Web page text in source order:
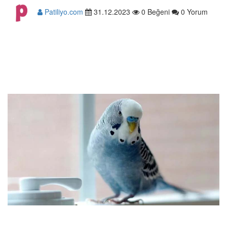
Patiliyo.com 31.12.2023 0 Beğeni 0 Yorum